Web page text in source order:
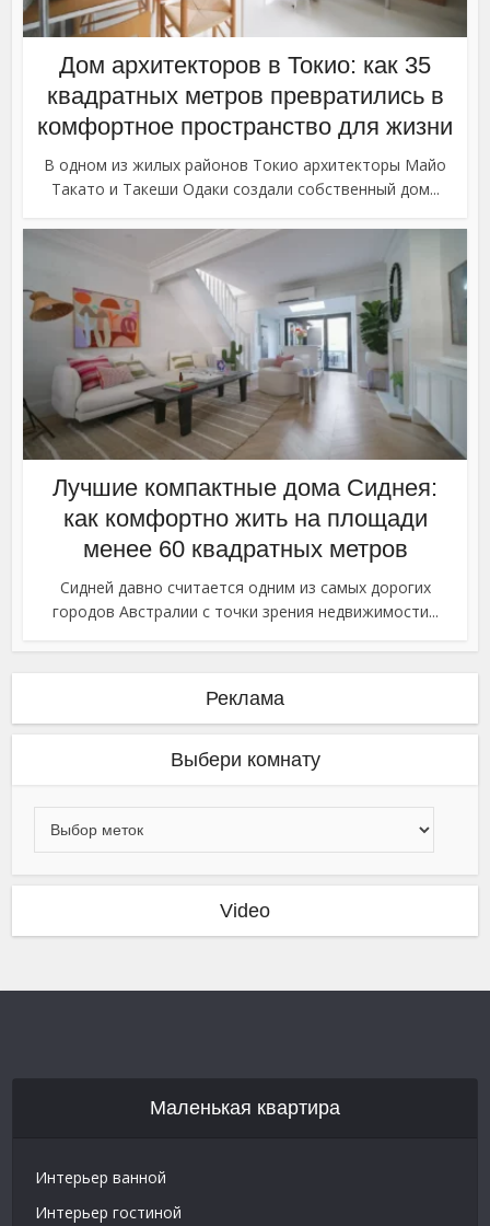
Дом архитекторов в Токио: как 35
квадратных метров превратились в
комфортное пространство для жизни
В одном из жилых районов Токио архитекторы Майо
Такато и Такеши Одаки создали собственный дом...
Лучшие компактные дома Сиднея:
как комфортно жить на площади
менее 60 квадратных метров
Сидней давно считается одним из самых дорогих
городов Австралии с точки зрения недвижимости...
Реклама
Выбери комнату
Video
Маленькая квартира
Интерьер ванной
Интерьер гостиной